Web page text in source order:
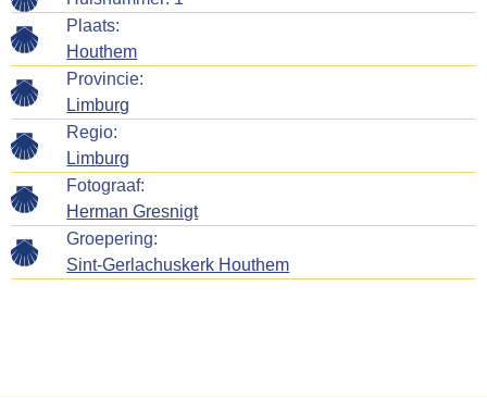
Plaats:
Houthem
Provincie:
Limburg
Regio:
Limburg
Fotograaf:
Herman Gresnigt
Groepering:
Sint-Gerlachuskerk Houthem